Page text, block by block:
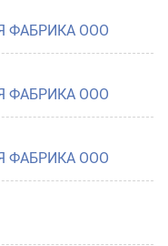
ФАБРИКА ООО
ФАБРИКА ООО
ФАБРИКА ООО